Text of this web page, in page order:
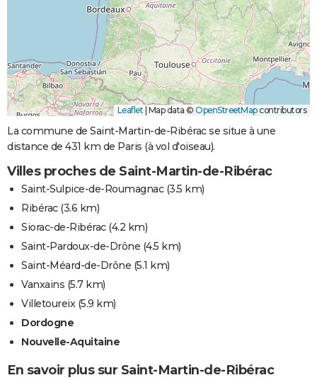
Leaflet Map data ©OpenStreetMapcontributors
La commune de Saint-Martin-de-Ribérac se situe à une
distance de 431 km de Paris (à vol d'oiseau).
Villes proches de Saint-Martin-de-Ribérac
Saint-Sulpice-de-Roumagnac(3.5 km)
Ribérac(3.6 km)
Siorac-de-Ribérac(4.2 km)
Saint-Pardoux-de-Drône (4.5 km)
Saint-Méard-de-Drône (5.1 km)
Vanxains (5.7 km)
Villetoureix(5.9 km)
Dordogne
Nouvelle-Aquitaine
En savoir plus sur Saint-Martin-de-Ribérac